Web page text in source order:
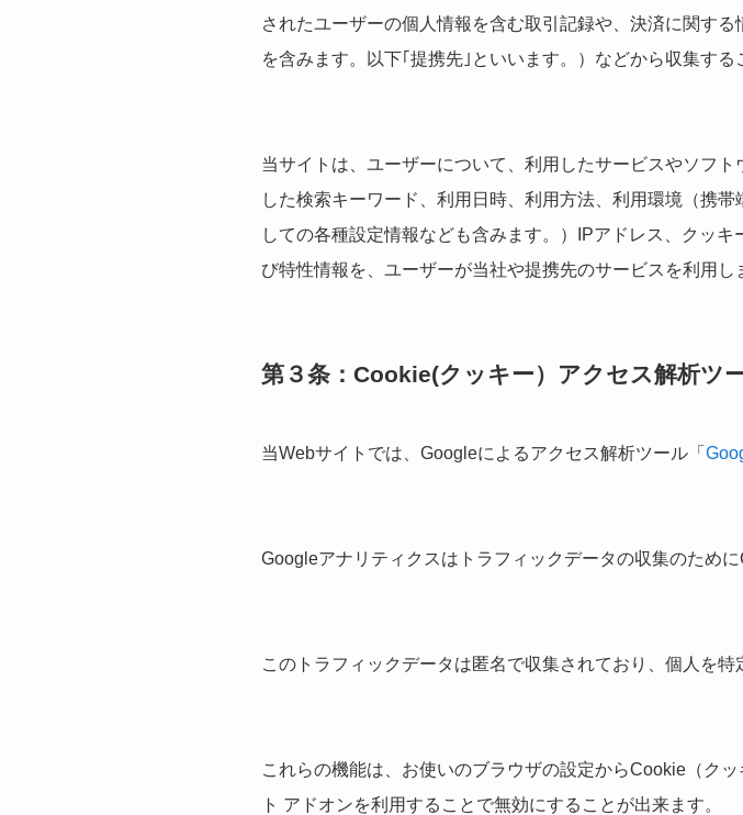
されたユーザーの個人情報を含む取引記録や、決済に関す
を含みます。以下｢提携先｣といいます。）などから収集する
当サイトは、ユーザーについて、利用したサービスやソフ
した検索キーワード、利用日時、利用方法、利用環境（携
しての各種設定情報なども含みます。）IPアドレス、クッ
び特性情報を、ユーザーが当社や提携先のサービスを利用し
第３条：Cookie(クッキー）アクセス解析ツ
当Webサイトでは、Googleによるアクセス解析ツール「
Googleアナリティクスはトラフィックデータの収集のため
このトラフィックデータは匿名で収集されており、個人を特
これらの機能は、お使いのブラウザの設定からCookie（ク
ト アドオンを利用することで無効にすることが出来ます。